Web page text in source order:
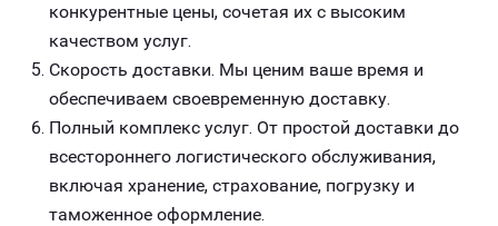
конкурентные цены, сочетая их с высоким
качеством услуг.
Скорость доставки. Мы ценим ваше время и
обеспечиваем своевременную доставку.
Полный комплекс услуг. От простой доставки до
всестороннего логистического обслуживания,
включая хранение, страхование, погрузку и
таможенное оформление.